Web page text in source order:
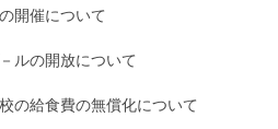
開催について
ルの開放について
の給食費の無償化について